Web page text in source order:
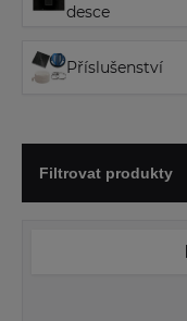
desce
Příslušenství
Filtrovat produkty